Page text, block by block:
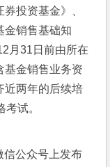
投资基金》、
金销售基础知
月31日前由所在
基金销售业务资
近两年的后续培
试。